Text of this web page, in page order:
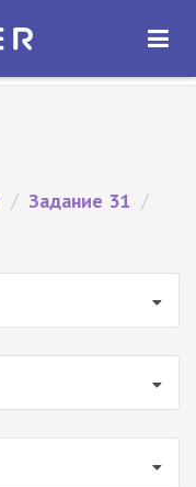
ОТКРЫТЬ
/ Задание 31 /